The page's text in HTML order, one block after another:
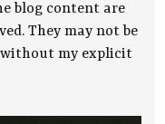
blog content are
They may not be
without my explicit